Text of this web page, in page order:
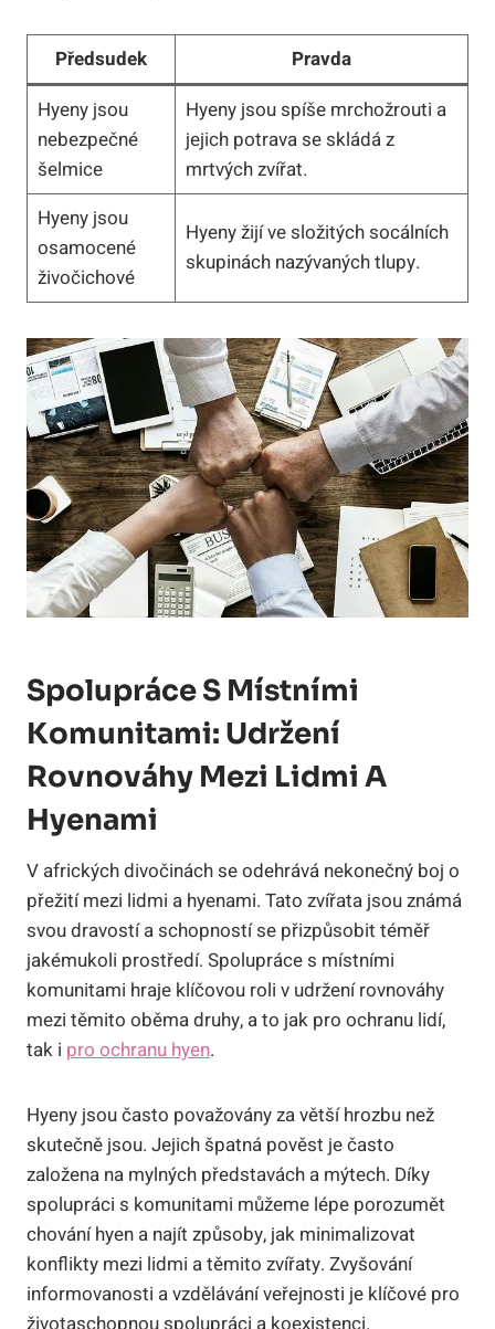
Předsudek
Pravda
Hyeny jsou
nebezpečné
šelmice
Hyeny jsou spíše mrchožrouti a
jejich potrava se skládá z
mrtvých zvířat.
Hyeny jsou
osamocené
živočichové
Hyeny žijí ve složitých socálních
skupinách nazývaných tlupy.
Spolupráce S Místními
Komunitami: Udržení
Rovnováhy Mezi Lidmi A
Hyenami
V afrických divočinách se odehrává nekonečný boj o
přežití mezi lidmi a hyenami. Tato zvířata jsou známá
svou dravostí a schopností se přizpůsobit téměř
jakémukoli prostředí. Spolupráce s místními
komunitami hraje klíčovou roli v udržení rovnováhy
mezi těmito oběma druhy, a to jak pro ochranu lidí,
tak i pro ochranu hyen.
Hyeny jsou často považovány za větší hrozbu než
skutečně jsou. Jejich špatná pověst je často
založena na mylných představách a mýtech. Díky
spolupráci s komunitami můžeme lépe porozumět
chování hyen a najít způsoby, jak minimalizovat
konflikty mezi lidmi a těmito zvířaty. Zvyšování
informovanosti a vzdělávání veřejnosti je klíčové pro